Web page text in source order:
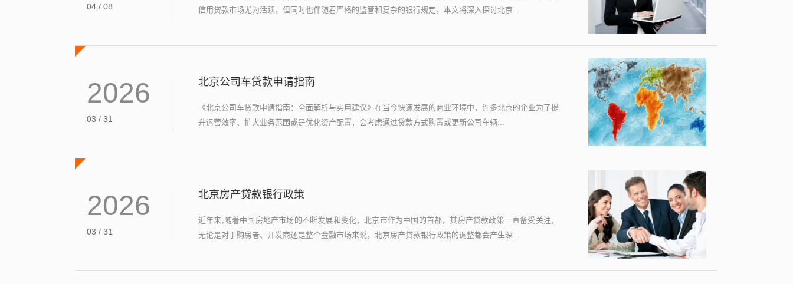
04 / 08
信用贷款市场尤为活跃，但同时也伴随着严格的监管和复杂的银行规定，本文将深入探讨北京...
2026
03 / 31
北京公司车贷款申请指南
《北京公司车贷款申请指南：全面解析与实用建议》在当今快速发展的商业环境中，许多北京的企业为了提
升运营效率、扩大业务范围或是优化资产配置，会考虑通过贷款方式购置或更新公司车辆...
2026
03 / 31
北京房产贷款银行政策
近年来,随着中国房地产市场的不断发展和变化，北京市作为中国的首都，其房产贷款政策一直备受关注，
无论是对于购房者、开发商还是整个金融市场来说，北京房产贷款银行政策的调整都会产生深...